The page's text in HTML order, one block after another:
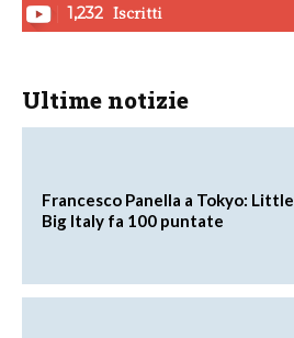
1,232 Iscritti
Ultime notizie
Francesco Panella a Tokyo: Little
Big Italy fa 100 puntate